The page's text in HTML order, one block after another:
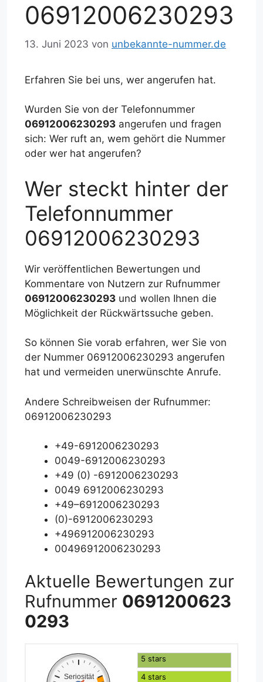
06912006230293
13. Juni 2023 von unbekannte-nummer.de
Erfahren Sie bei uns, wer angerufen hat.
Wurden Sie von der Telefonnummer
06912006230293 angerufen und fragen
sich: Wer ruft an, wem gehört die Nummer
oder wer hat angerufen?
Wer steckt hinter der
Telefonnummer
06912006230293
Wir veröffentlichen Bewertungen und
Kommentare von Nutzern zur Rufnummer
06912006230293 und wollen Ihnen die
Möglichkeit der Rückwärtssuche geben.
So können Sie vorab erfahren, wer Sie von
der Nummer 06912006230293 angerufen
hat und vermeiden unerwünschte Anrufe.
Andere Schreibweisen der Rufnummer:
06912006230293
+49-6912006230293
0049-6912006230293
+49 (0) -6912006230293
0049 6912006230293
+49–6912006230293
(0)-6912006230293
+496912006230293
00496912006230293
Aktuelle Bewertungen zur
Rufnummer 0691200623
0293
Seriosität
5 stars
4 stars